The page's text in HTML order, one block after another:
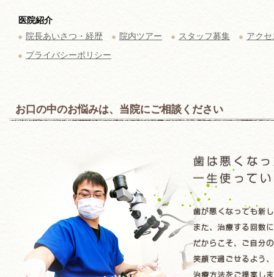
医院紹介
院長あいさつ・経歴
院内ツアー スタッフ募集
アク
プライバシーポリシー
お口の中のお悩みは、当院にご相談ください